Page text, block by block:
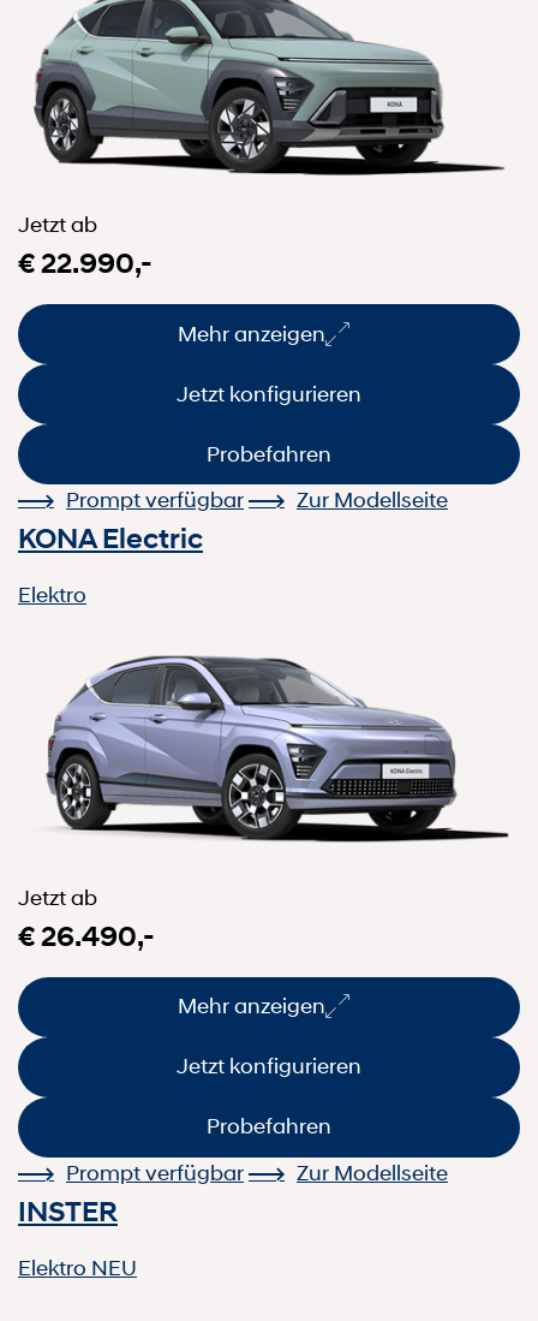
Jetzt ab
€ 22.990,-
Mehr anzeigen
Jetzt konfigurieren
Probefahren
Prompt verfügbar
Zur Modellseite
KONA Electric
Elektro
Jetzt ab
€ 26.490,-
Mehr anzeigen
Jetzt konfigurieren
Probefahren
Prompt verfügbar
Zur Modellseite
INSTER
Elektro NEU